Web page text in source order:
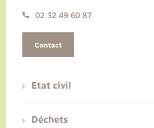
02 32 49 60 87
Contact
Etat civil
Déchets